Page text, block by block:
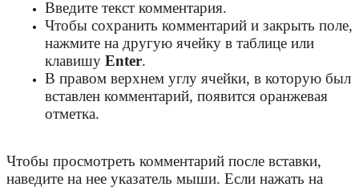
Введите текст комментария.
Чтобы сохранить комментарий и закрыть поле,
нажмите на другую ячейку в таблице или
клавишу Enter.
В правом верхнем углу ячейки, в которую был
вставлен комментарий, появится оранжевая
отметка.
Чтобы просмотреть комментарий после вставки,
наведите на нее указатель мыши. Если нажать на